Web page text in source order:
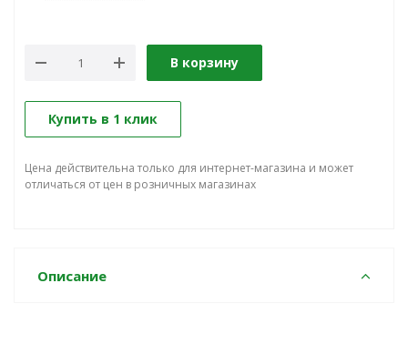
В корзину
Купить в 1 клик
Цена действительна только для интернет-магазина и может
отличаться от цен в розничных магазинах
Описание